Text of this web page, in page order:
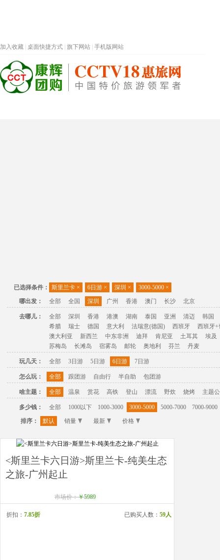
加入收藏 桌面快捷方式 旗下网站 手机版网站
已选择条件： 斯里兰卡 × 6日游 × 深圳 × 3000-5000 ×
哪出发：
全部 全国 深圳 广州 香港 澳门 长沙 北京
去哪儿： 全部 深圳 香港 港澳 湖南 泰国 亚洲 清迈
韩国
希腊
瑞士 德国 意大利 法瑞意(德国) 西班牙
西班牙+
澳大利亚
新西兰 中东非洲 迪拜 肯尼亚 土耳其
埃及
苏梅岛
长滩岛 宿雾岛 邮轮 奥地利 芬兰 丹麦
玩几天： 全部 3日游 5日游 6日游 7日游
怎么玩： 全部 跟团游 自由行 半自助 包团游
啥主题： 全部 温泉 赏花 高铁 登山 漂流 野炊 烧烤 主题
多少钱： 全部 1000以下 1000-3000 3000-5000 5000-7000
7000-9000
排序：
默认 销量 最新 价格
<斯里兰卡六日游>斯里兰卡-纯美生态
之旅-广州起止
市场价：￥5989
折扣： 7.85折 已购买人数： 59人